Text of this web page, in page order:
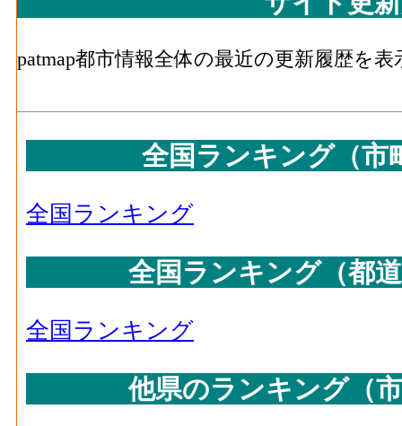
patmap都市情報全体の最近の更新履歴を表
全国ランキング（市
全国ランキング
全国ランキング（都
全国ランキング
他県のランキング（